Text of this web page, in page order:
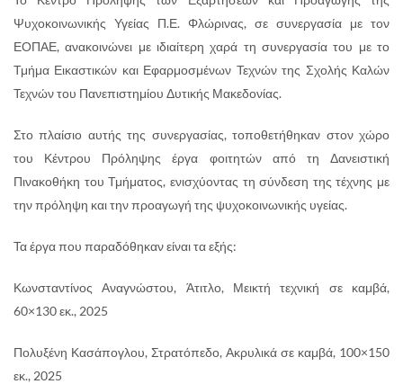
Ψυχοκοινωνικής Υγείας Π.Ε. Φλώρινας, σε συνεργασία με τον
ΕΟΠΑΕ, ανακοινώνει με ιδιαίτερη χαρά τη συνεργασία του με το
Τμήμα Εικαστικών και Εφαρμοσμένων Τεχνών της Σχολής Καλών
Τεχνών του Πανεπιστημίου Δυτικής Μακεδονίας.
Στο πλαίσιο αυτής της συνεργασίας, τοποθετήθηκαν στον χώρο
του Κέντρου Πρόληψης έργα φοιτητών από τη Δανειστική
Πινακοθήκη του Τμήματος, ενισχύοντας τη σύνδεση της τέχνης με
την πρόληψη και την προαγωγή της ψυχοκοινωνικής υγείας.
Τα έργα που παραδόθηκαν είναι τα εξής:
Κωνσταντίνος Αναγνώστου, Άτιτλο, Μεικτή τεχνική σε καμβά,
60×130 εκ., 2025
Πολυξένη Κασάπογλου, Στρατόπεδο, Ακρυλικά σε καμβά, 100×150
εκ., 2025